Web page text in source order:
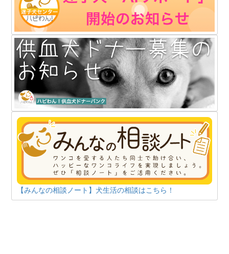
【みんなの相談ノート】犬生活の相談はこちら！